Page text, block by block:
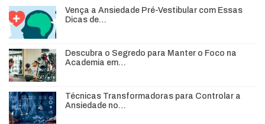
Vença a Ansiedade Pré-Vestibular com Essas
Dicas de…
Descubra o Segredo para Manter o Foco na
Academia em…
Técnicas Transformadoras para Controlar a
Ansiedade no…